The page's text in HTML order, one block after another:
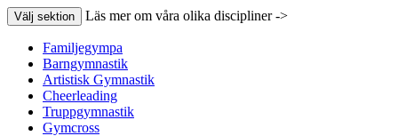
Välj sektion Läs mer om våra olika discipliner ->
Familjegympa
Barngymnastik
Artistisk Gymnastik
Cheerleading
Truppgymnastik
Gymcross